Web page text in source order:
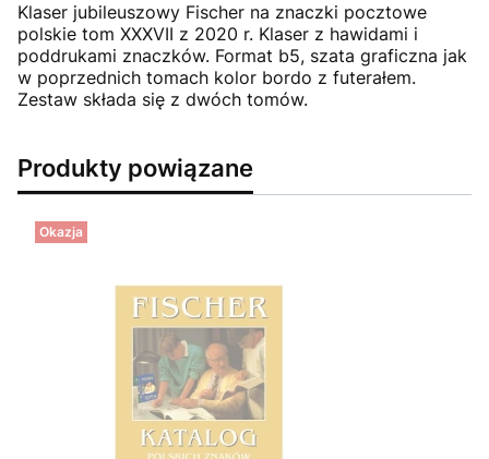
Klaser jubileuszowy Fischer na znaczki pocztowe
polskie tom XXXVII z 2020 r. Klaser z hawidami i
poddrukami znaczków. Format b5, szata graficzna jak
w poprzednich tomach kolor bordo z futerałem.
Zestaw składa się z dwóch tomów.
Produkty powiązane
Okazja